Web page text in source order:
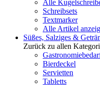
Alle
Schreibsets
Textmarker
Alle Artikel
Süßes, Salziges &
Zurück zu allen
Bierdeckel
Servietten
Tabletts